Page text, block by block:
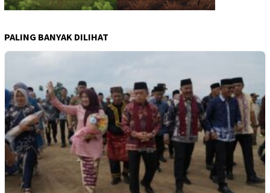
PALING BANYAK DILIHAT